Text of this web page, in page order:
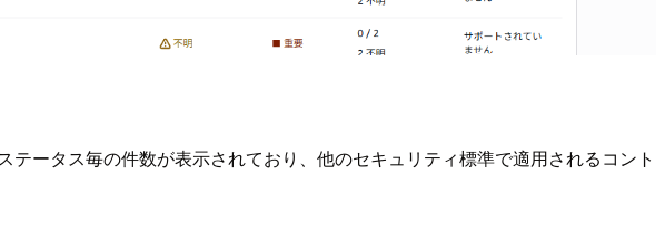
ータス毎の件数が表示されており、他のセキュリティ標準で適用されるコント